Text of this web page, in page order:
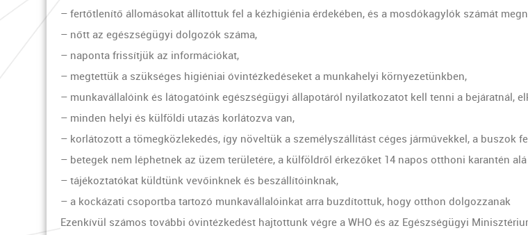
– fertőtlenítő állomásokat állítottuk fel a kézhigiénia érdekében, és a mosdókagylók számát
– nőtt az egészségügyi dolgozók száma,
– naponta frissítjük az információkat,
– megtettük a szükséges higiéniai óvintézkedéseket a munkahelyi környezetünkben,
– munkavállalóink és látogatóink egészségügyi állapotáról nyilatkozatot kell tenni a bejáratnál,
– minden helyi és külföldi utazás korlátozva van,
– korlátozott a tömegközlekedés, így növeltük a személyszállítást céges járművekkel, a buszok
– betegek nem léphetnek az üzem területére, a külföldről érkezőket 14 napos otthoni karantén
– tájékoztatókat küldtünk vevőinknek és beszállítóinknak,
– a kockázati csoportba tartozó munkavállalóinkat arra buzdítottuk, hogy otthon dolgozzanak
Ezenkívül számos további óvintézkedést hajtottunk végre a WHO és az Egészségügyi